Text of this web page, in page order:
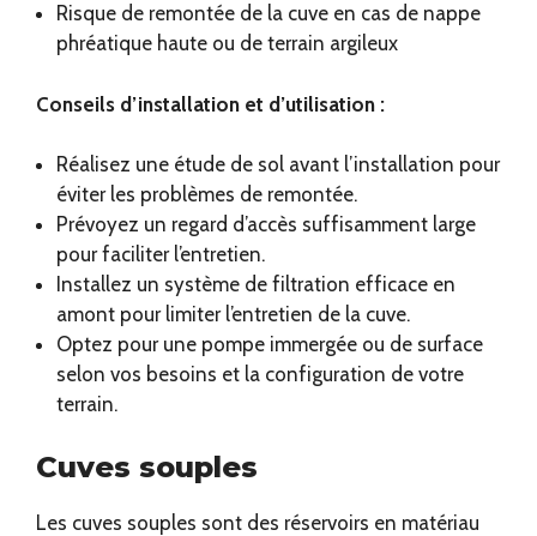
Risque de remontée de la cuve en cas de nappe
phréatique haute ou de terrain argileux
Conseils d’installation et d’utilisation :
Réalisez une étude de sol avant l’installation pour
éviter les problèmes de remontée.
Prévoyez un regard d’accès suffisamment large
pour faciliter l’entretien.
Installez un système de filtration efficace en
amont pour limiter l’entretien de la cuve.
Optez pour une pompe immergée ou de surface
selon vos besoins et la configuration de votre
terrain.
Cuves souples
Les cuves souples sont des réservoirs en matériau